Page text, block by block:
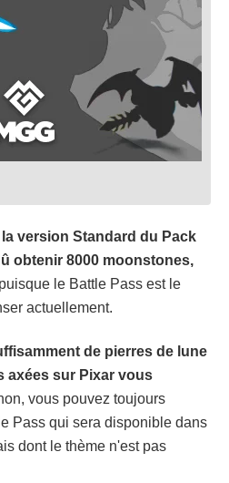
version Standard du Pack
obtenir 8000 moonstones,
le Battle Pass est le
actuellement.
de pierres de lune
axées sur Pixar vous
vous pouvez toujours
Pass qui sera disponible dans
dont le thème n'est pas